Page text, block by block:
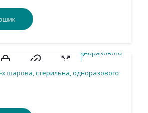
шарова, стерильна, одноразового